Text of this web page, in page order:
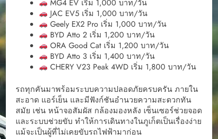
MG4 EV เริ่ม 1,000 บาท/วัน
JAC EV5 เริ่ม 1,000 บาท/วัน
Geely EX2 Pro เริ่ม 1,000 บาท/วัน
BYD Atto 2 เริ่ม 1,200 บาท/วัน
ORA Good Cat เริ่ม 1,200 บาท/วัน
BYD Atto 3 เริ่ม 1,400 บาท/วัน
CHERY V23 Peak 4WD เริ่ม 1,800 บาท/วัน
รถทุกคันมาพร้อมระบบความปลอดภัยครบครัน ภายใน
สะอาด แอร์เย็น และมีฟังก์ชันอำนวยความสะดวกทัน
สมัย เช่น หน้าจอสัมผัส กล้องมองหลัง เซ็นเซอร์ช่วยจอด
และระบบช่วยขับ ทำให้การเดินทางในภูเก็ตเป็นเรื่องง่าย
แม้จะเป็นผู้ที่ไม่เคยขับรถไฟฟ้ามาก่อน